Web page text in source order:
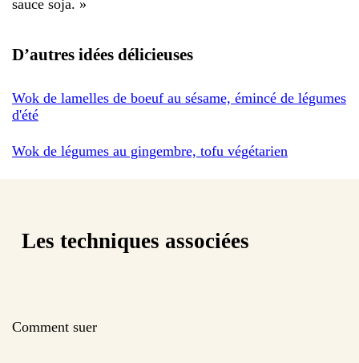
sauce soja. »
D’autres idées délicieuses
Wok de lamelles de boeuf au sésame, émincé de légumes
d'été
Wok de légumes au gingembre, tofu végétarien
Les techniques associées
Comment suer